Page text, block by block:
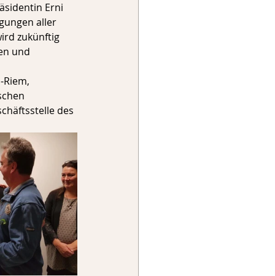
Erni
aller
zukünftig
und
des